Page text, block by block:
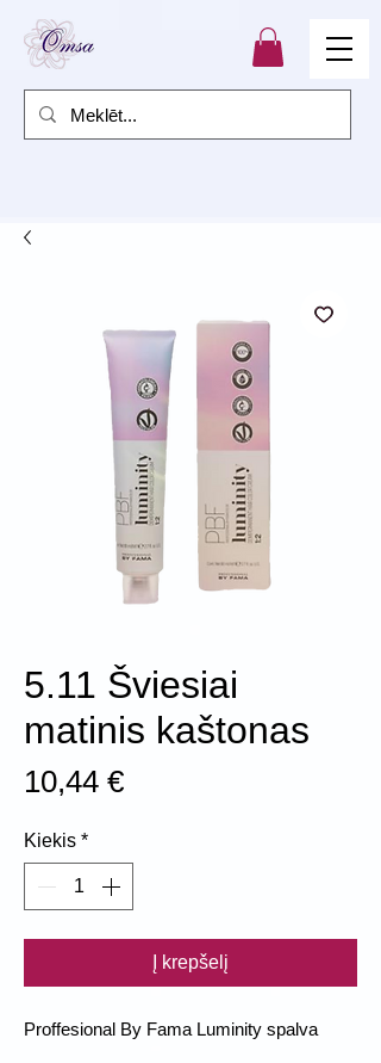
5.11 Šviesiai
matinis kaštonas
10,44 €Price
Kiekis *
Į krepšelį
Proffesional By Fama Luminity spalva